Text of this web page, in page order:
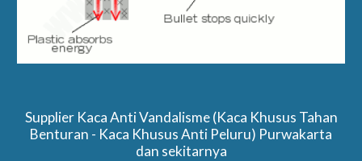
Supplier Kaca Anti Vandalisme (Kaca Khusus Tahan
Benturan - Kaca Khusus Anti Peluru) Purwakarta
dan sekitarnya